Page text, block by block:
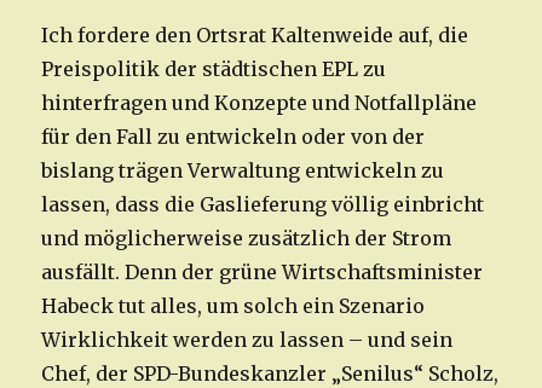
Ich fordere den Ortsrat Kaltenweide auf, die
Preispolitik der städtischen EPL zu
hinterfragen und Konzepte und Notfallpläne
für den Fall zu entwickeln oder von der
bislang trägen Verwaltung entwickeln zu
lassen, dass die Gaslieferung völlig einbricht
und möglicherweise zusätzlich der Strom
ausfällt. Denn der grüne Wirtschaftsminister
Habeck tut alles, um solch ein Szenario
Wirklichkeit werden zu lassen – und sein
Chef, der SPD-Bundeskanzler „Senilus“ Scholz,